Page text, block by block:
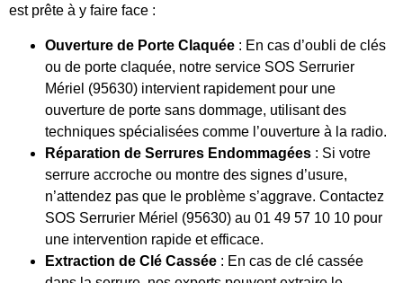
est prête à y faire face :
Ouverture de Porte Claquée : En cas d’oubli de clés
ou de porte claquée, notre service SOS Serrurier
Mériel (95630) intervient rapidement pour une
ouverture de porte sans dommage, utilisant des
techniques spécialisées comme l’ouverture à la radio.
Réparation de Serrures Endommagées : Si votre
serrure accroche ou montre des signes d’usure,
n’attendez pas que le problème s’aggrave. Contactez
SOS Serrurier Mériel (95630) au 01 49 57 10 10 pour
une intervention rapide et efficace.
Extraction de Clé Cassée : En cas de clé cassée